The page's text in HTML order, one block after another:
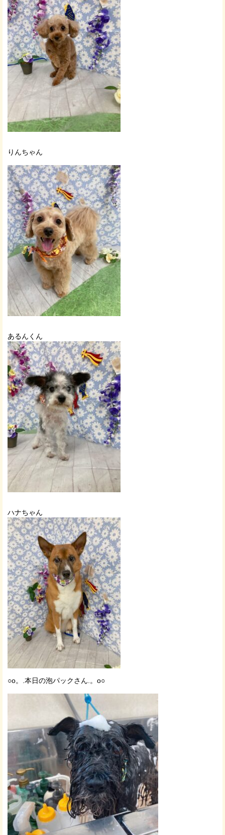
りんちゃん
あるんくん
ハナちゃん
○o。.本日の泡パックさん.。o○